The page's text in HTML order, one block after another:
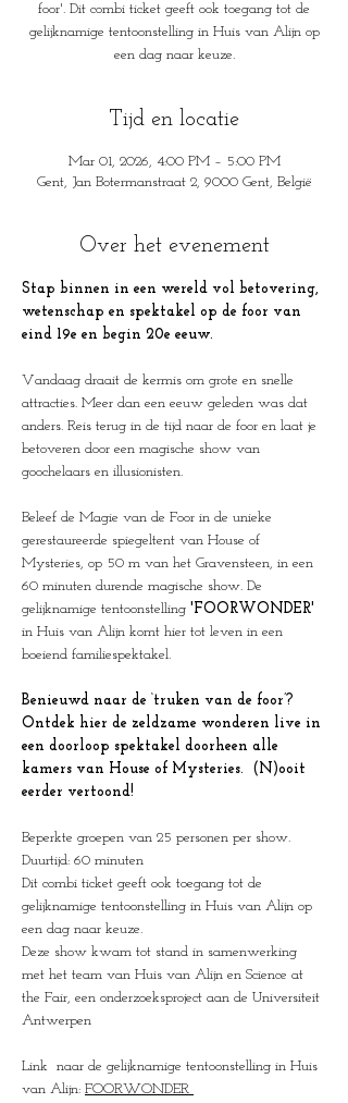
foor'. Dit combi ticket geeft ook toegang tot de
gelijknamige tentoonstelling in Huis van Alijn op
een dag naar keuze.
Tijd en locatie
Mar 01, 2026, 4:00 PM – 5:00 PM
Gent, Jan Botermanstraat 2, 9000 Gent, België
Over het evenement
Stap binnen in een wereld vol betovering,
wetenschap en spektakel op de foor van
eind 19e en begin 20e eeuw.
Vandaag draait de kermis om grote en snelle
attracties. Meer dan een eeuw geleden was dat
anders. Reis terug in de tijd naar de foor en laat je
betoveren door een magische show van
goochelaars en illusionisten.
Beleef de Magie van de Foor in de unieke
gerestaureerde spiegeltent van House of
Mysteries, op 50 m van het Gravensteen, in een
60 minuten durende magische show. De
gelijknamige tentoonstelling 'FOORWONDER'
in Huis van Alijn komt hier tot leven in een
boeiend familiespektakel.
Benieuwd naar de ‘truken van de foor’?
Ontdek hier de zeldzame wonderen live in
een doorloop spektakel doorheen alle
kamers van House of Mysteries.  (N)ooit
eerder vertoond!
Beperkte groepen van 25 personen per show.
Duurtijd: 60 minuten
Dit combi ticket geeft ook toegang tot de
gelijknamige tentoonstelling in Huis van Alijn op
een dag naar keuze.
Deze show kwam tot stand in samenwerking
met het team van Huis van Alijn en Science at
the Fair, een onderzoeksproject aan de Universiteit
Antwerpen
Link  naar de gelijknamige tentoonstelling in Huis
van Alijn: FOORWONDER